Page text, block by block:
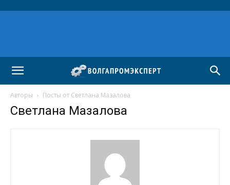
Авторы Посты от Светлана Мазалова
Светлана Мазалова